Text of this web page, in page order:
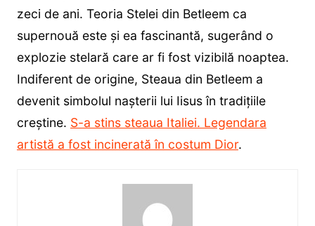
zeci de ani. Teoria Stelei din Betleem ca
supernouă este și ea fascinantă, sugerând o
explozie stelară care ar fi fost vizibilă noaptea.
Indiferent de origine, Steaua din Betleem a
devenit simbolul nașterii lui Iisus în tradițiile
creștine. S-a stins steaua Italiei. Legendara
artistă a fost incinerată în costum Dior.